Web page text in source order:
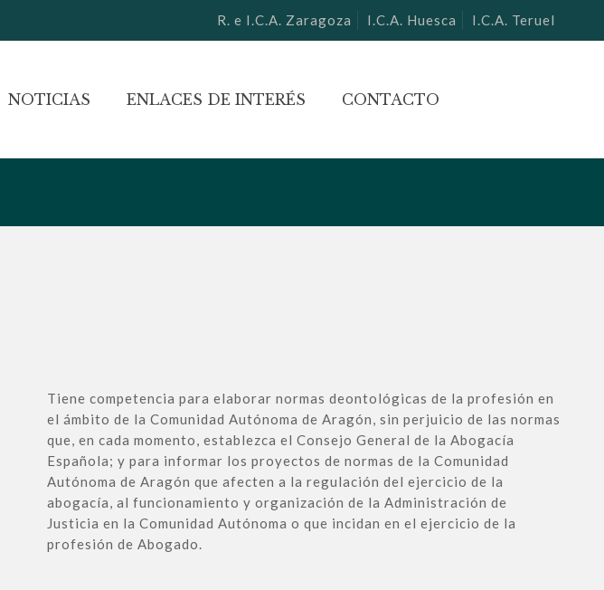
R. e I.C.A. Zaragoza I.C.A. Huesca I.C.A. Teruel
NOTICIAS ENLACES DE INTERÉS CONTACTO
Tiene competencia para elaborar normas deontológicas de la profesión en
el ámbito de la Comunidad Autónoma de Aragón, sin perjuicio de las normas
que, en cada momento, establezca el Consejo General de la Abogacía
Española; y para informar los proyectos de normas de la Comunidad
Autónoma de Aragón que afecten a la regulación del ejercicio de la
abogacía, al funcionamiento y organización de la Administración de
Justicia en la Comunidad Autónoma o que incidan en el ejercicio de la
profesión de Abogado.